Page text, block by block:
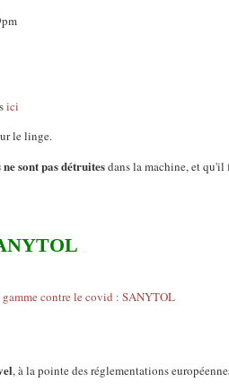
ici
le linge.
sont pas détruitesdans la machine, et
, à la pointe des réglementations